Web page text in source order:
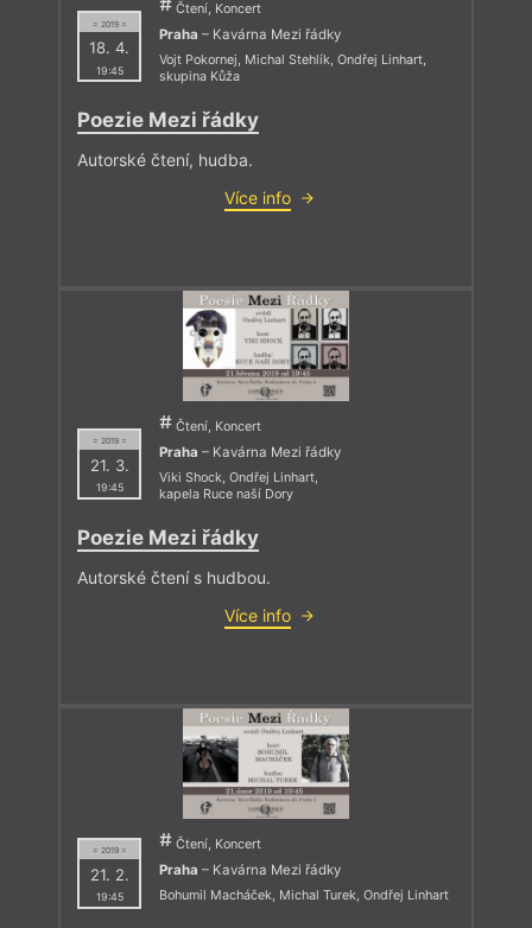
= 2019 =
18. 4.
19:45
Čtení, Koncert
Praha – Kavárna Mezi řádky
Vojt Pokornej, Michal Stehlík, Ondřej Linhart,
skupina Kůža
Poezie Mezi řádky
Autorské čtení, hudba.
Více info
= 2019 =
21. 3.
19:45
Čtení, Koncert
Praha – Kavárna Mezi řádky
Viki Shock, Ondřej Linhart,
kapela Ruce naší Dory
Poezie Mezi řádky
Autorské čtení s hudbou.
Více info
= 2019 =
21. 2.
19:45
Čtení, Koncert
Praha – Kavárna Mezi řádky
Bohumil Macháček, Michal Turek, Ondřej Linhart